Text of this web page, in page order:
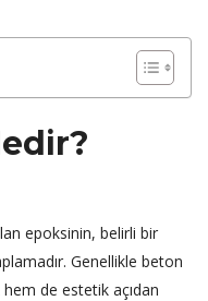
epoksinin, belirli bir
Genellikle beton
hem de estetik açıdan